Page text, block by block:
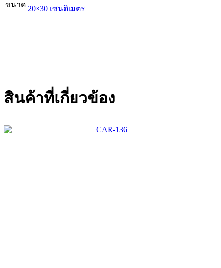
ขนาด 20×30 เซนติเมตร
สินค้าที่เกี่ยวข้อง